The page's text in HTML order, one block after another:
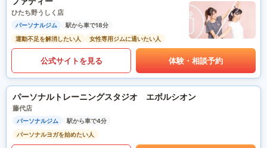
ひたち野うしく店
パーソナルジム
駅から車で18分
運動不足を解消したい人
女性専用ジムに通いたい人
公式サイトを見る 体験・相談予約
パーソナルトレーニングスタジオ エボルシオン
藤代店
パーソナルジム
駅から車で4分
パーソナルヨガを始めたい人